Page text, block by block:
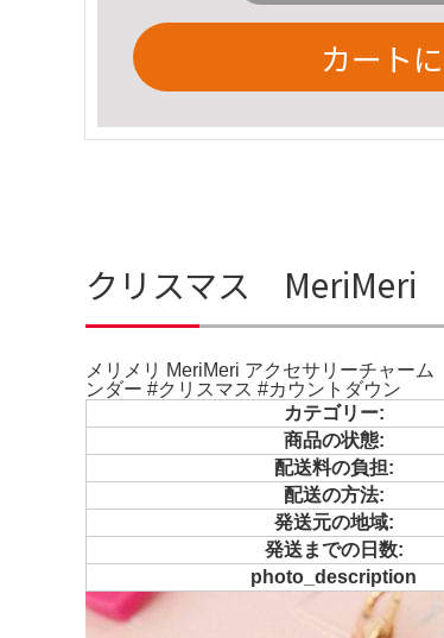
カート
クリスマス MeriMeri
メリメリ MeriMeri アクセサリーチャー
ンダー #クリスマス #カウントダウン
カテゴリー:
商品の状態:
配送料の負担:
配送の方法:
発送元の地域:
発送までの日数:
photo_description